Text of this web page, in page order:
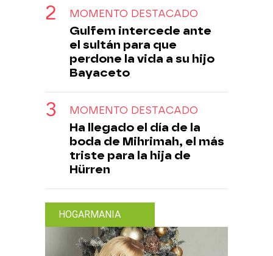
MOMENTO DESTACADO
Gulfem intercede ante
el sultán para que
perdone la vida a su hijo
Bayaceto
MOMENTO DESTACADO
Ha llegado el día de la
boda de Mihrimah, el más
triste para la hija de
Hürren
HOGARMANIA